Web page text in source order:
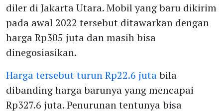
diler di Jakarta Utara. Mobil yang baru dikirim
pada awal 2022 tersebut ditawarkan dengan
harga Rp305 juta dan masih bisa
dinegosiasikan.
Harga tersebut turun Rp22.6 jutabila
dibanding harga barunya yang mencapai
Rp327.6 juta. Penurunan tentunya bisa